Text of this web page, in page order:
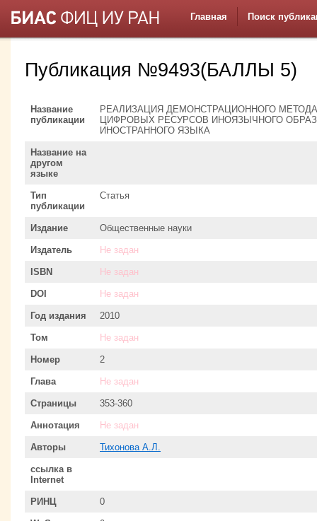
Главная Поиск
Публикация №9493(БАЛЛЫ 5)
Название
публикации
РЕАЛИЗАЦИЯ ДЕМОНСТРАЦИОННОГО
ЦИФРОВЫХ РЕСУРСОВ ИНОЯЗЫЧНОГО
ИНОСТРАННОГО ЯЗЫКА
Название на
другом
языке
Тип
публикации
Статья
Издание Общественные науки
Издатель Не задан
ISBN Не задан
DOI Не задан
Год издания 2010
Том Не задан
Номер 2
Глава Не задан
Страницы 353-360
Аннотация Не задан
Авторы Тихонова А.Л.
ссылка в
Internet
РИНЦ 0